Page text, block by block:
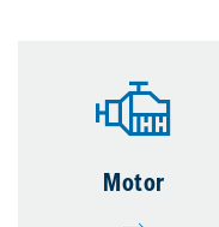
Motor